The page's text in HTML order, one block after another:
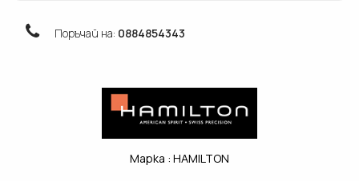
Поръчай на: 0884854343
Марка : HAMILTON